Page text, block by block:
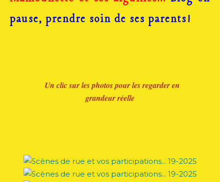
pause, prendre soin de ses parents!
Un clic sur les photos pour les regarder en
grandeur réelle